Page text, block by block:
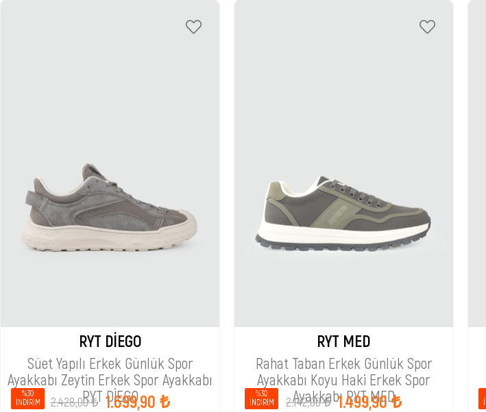
RYT DİEGO
Süet Yapılı Erkek Günlük Spor
Ayakkabı Zeytin Erkek Spor Ayakkabı
RYT DİEGO
1.699,90 ₺
2.428,00 ₺
%30
İNDIRIM
RYT MED
Rahat Taban Erkek Günlük Spor
Ayakkabı Koyu Haki Erkek Spor
Ayakkabı RYT MED
1.499,90 ₺
2.142,00 ₺
%30
İNDIRIM